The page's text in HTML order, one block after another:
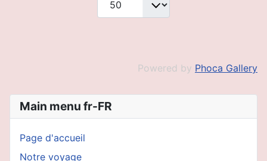
Powered by Phoca Gallery
Main menu fr-FR
Page d'accueil
Notre voyage